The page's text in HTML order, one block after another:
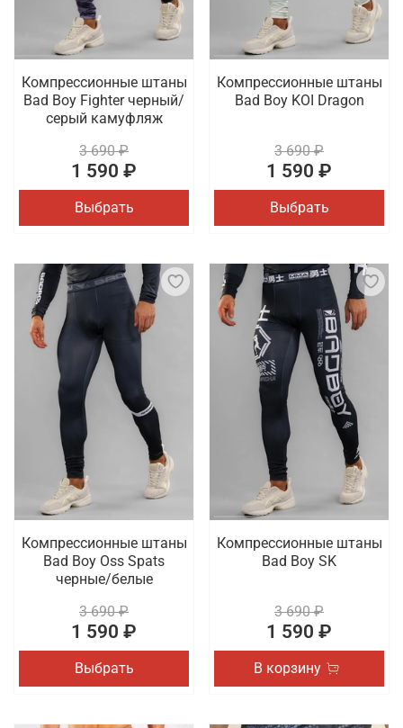
Компрессионные штаны
Bad Boy Fighter черный/
серый камуфляж
3 690 ₽
1 590 ₽
Выбрать
Компрессионные штаны
Bad Boy KOI Dragon
3 690 ₽
1 590 ₽
Выбрать
Компрессионные штаны
Bad Boy Oss Spats
черные/белые
3 690 ₽
1 590 ₽
Выбрать
Компрессионные штаны
Bad Boy SK
3 690 ₽
1 590 ₽
В корзину